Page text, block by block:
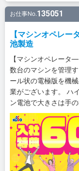
お仕事No.135051
【マシンオペレ
池製造
【マシンオペレータ
数台のマシンを管理
ール状の電極版を機
業がございます。 ハ
ン電池で大きさは手